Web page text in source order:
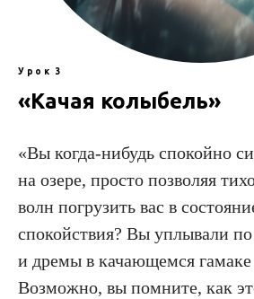
Урок 3
«Качая колыбель»
«Вы когда-нибудь спокойно
на озере, просто позволяя
волн погрузить вас в
спокойствия? Вы уплывали
и дремы в качающемся гамаке
Возможно, вы помните, как